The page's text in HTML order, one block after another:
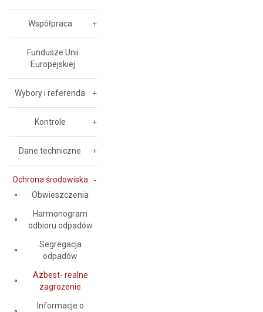
Współpraca
Fundusze Unii
Europejskiej
Wybory i referenda
Kontrole
Dane techniczne
Ochrona środowiska
Obwieszczenia
Harmonogram
odbioru odpadów
Segregacja
odpadów
Azbest- realne
zagrożenie
Informacje o